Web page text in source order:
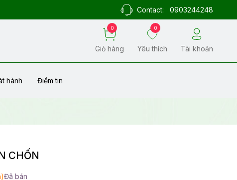
Contact: 0903244248
0
Giỏ hàng
0
Yêu thích Tài khoản
hành Điểm tin
CHỐN
Đã bán